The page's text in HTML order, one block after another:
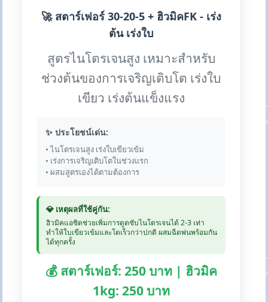
🚀 สตาร์เฟอร์ 30-20-5 + ฮิวมิคFK - เร่ง
ต้น เร่งใบ
สูตรไนโตรเจนสูง เหมาะสำหรับ
ช่วงต้นของการเจริญเติบโต เร่งใบ
เขียว เร่งต้นแข็งแรง
✨ ประโยชน์เด่น:
• ไนโตรเจนสูง เร่งใบเขียวเข้ม
• เร่งการเจริญเติบโตในช่วงแรก
• ผสมสูตรเองได้ตามต้องการ
💎 เหตุผลที่ใช้คู่กัน:
ฮิวมิคแอซิดช่วยเพิ่มการดูดซับไนโตรเจนได้ 2-3 เท่า
ทำให้ใบเขียวเข้มและโตเร็วกว่าปกติ ผสมฉีดพ่นพร้อมกัน
ได้ทุกครั้ง
💰 สตาร์เฟอร์: 250 บาท | ฮิวมิค
1kg: 250 บาท